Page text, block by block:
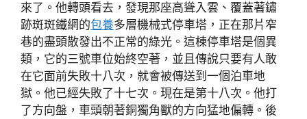
來了。他轉頭看去，發現那座高聳入雲、覆蓋著鏽
跡斑斑鐵網的包養多層機械式停車塔，正在那片窄
巷的盡頭散發出不正常的綠光。這棟停車塔是個異
類，它的三號車位始終空著，並且傳說只要有人敢
在它面前失敗十八次，就會被傳送到一個泊車地
獄。他已經失敗了十七次。現在是第十八次。他打
了方向盤，車頭朝著銅獨角獸的方向猛地偏轉。後